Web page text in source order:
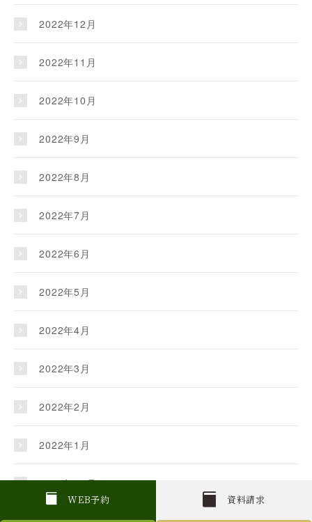
W EB予約 資料請求
2022年12月
2022年11月
2022年10月
2022年9月
2022年8月
2022年7月
2022年6月
2022年5月
2022年4月
2022年3月
2022年2月
2022年1月
2021年12月